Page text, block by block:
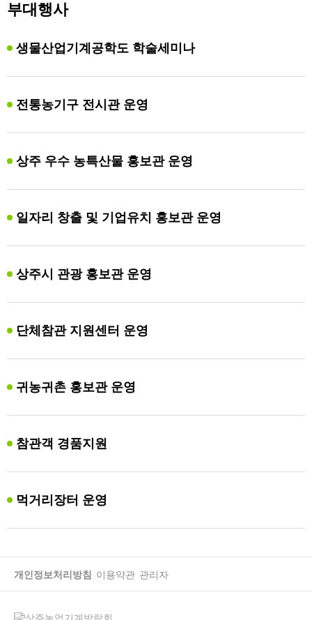
부대행사
생물산업기계공학도 학술세미나
전통농기구 전시관 운영
상주 우수 농특산물 홍보관 운영
일자리 창출 및 기업유치 홍보관 운영
상주시 관광 홍보관 운영
단체참관 지원센터 운영
귀농귀촌 홍보관 운영
참관객 경품지원
먹거리장터 운영
개인정보처리방침 이용약관 관리자